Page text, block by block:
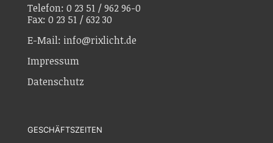
Telefon: 0 23 51 / 962 96-0
Fax: 0 23 51 / 632 30
E-Mail: info@rixlicht.de
Impressum
Datenschutz
GESCHÄFTSZEITEN